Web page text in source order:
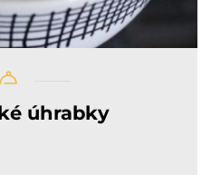
úhrabky